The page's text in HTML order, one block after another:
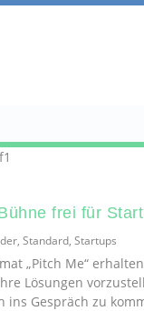
frei für
,Standard,Startups
„Pitch Me“
Lösungen
ins Gespräch zu